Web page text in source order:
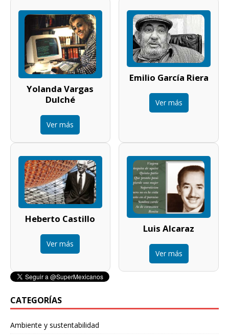
Yolanda Vargas
Dulché
Ver más
Emilio García Riera
Ver más
Heberto Castillo
Ver más
Luis Alcaraz
Ver más
CATEGORÍAS
Ambiente y sustentabilidad